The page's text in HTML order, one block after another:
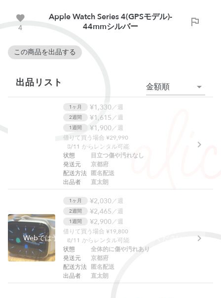
4
Apple Watch Series 4(GPSモデル)-
44mmシルバー
この商品を出品する
出品リスト 金額順
ただいまこの商品はレンタルできません
1ヶ月 ¥1,330／週
2週間 ¥1,615／週
1週間 ¥1,900／週
借りて買う場合 ¥29,990
8/11 からレンタル可能
状態
発送元
配送方法
出品者
目立つ傷や汚れなし
京都府
匿名配送
直太朗
Webでは予約できません。アプリをご利用ください。
1ヶ月 ¥2,030／週
2週間 ¥2,465／週
1週間 ¥2,900／週
借りて買う場合 ¥19,800
8/11 からレンタル可能
状態
発送元
配送方法
出品者
全体的に傷や汚れあり
京都府
匿名配送
直太朗